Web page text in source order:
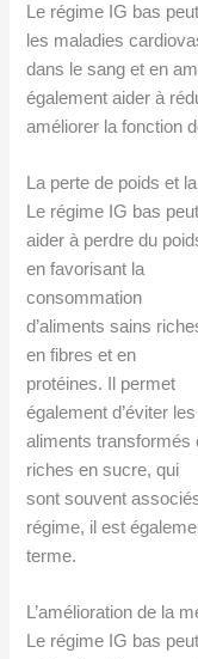
Le régime IG bas
les maladies
dans le sang et en
également aider à
améliorer la fonction
La perte de poids et
Le régime IG bas peut
aider à perdre du
en favorisant la
consommation
d’aliments sains
en fibres et en
protéines. Il permet
également d’éviter les
aliments transformés
riches en sucre, qui
sont souvent
régime, il est
terme.
L’amélioration de la
Le régime IG bas